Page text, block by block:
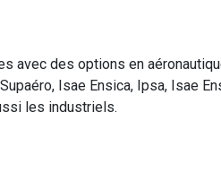
des options en
Isae Ensica, Ipsa, Isae
les industriels.